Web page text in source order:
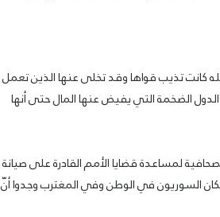
كانت تذيب قواها وقد تخلى عنها الذين تعمل
الضخمة التي يفيض عنها المال حتى أنها
لمساعدة قضايا الأمم القادرة على صيانة
السوريون في الوطن وفي المغترب وجدوا أنّ